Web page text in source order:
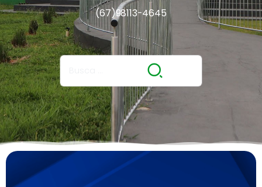
(67)98113-4645